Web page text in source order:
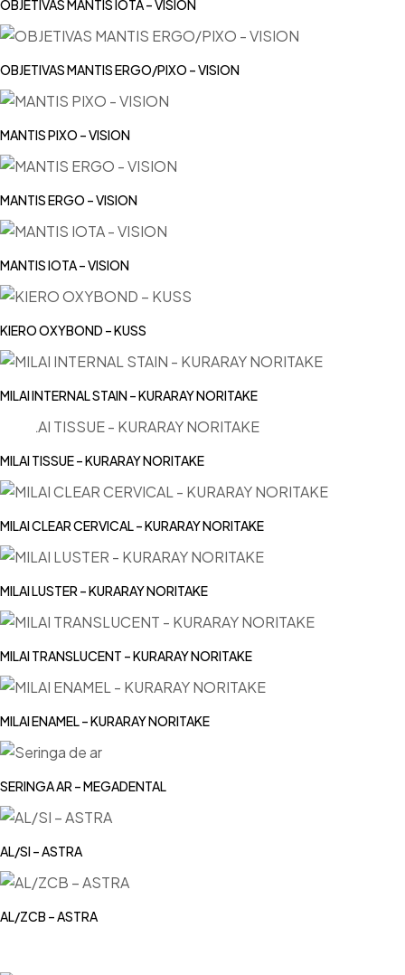
OBJETIVAS MANTIS IOTA – VISION
OBJETIVAS MANTIS ERGO/PIXO – VISION
MANTIS PIXO – VISION
MANTIS ERGO – VISION
MANTIS IOTA – VISION
KIERO OXYBOND – KUSS
MILAI INTERNAL STAIN – KURARAY NORITAKE
MILAI TISSUE – KURARAY NORITAKE
MILAI CLEAR CERVICAL – KURARAY NORITAKE
MILAI LUSTER – KURARAY NORITAKE
MILAI TRANSLUCENT – KURARAY NORITAKE
MILAI ENAMEL – KURARAY NORITAKE
SERINGA AR – MEGADENTAL
AL/SI – ASTRA
AL/ZCB – ASTRA